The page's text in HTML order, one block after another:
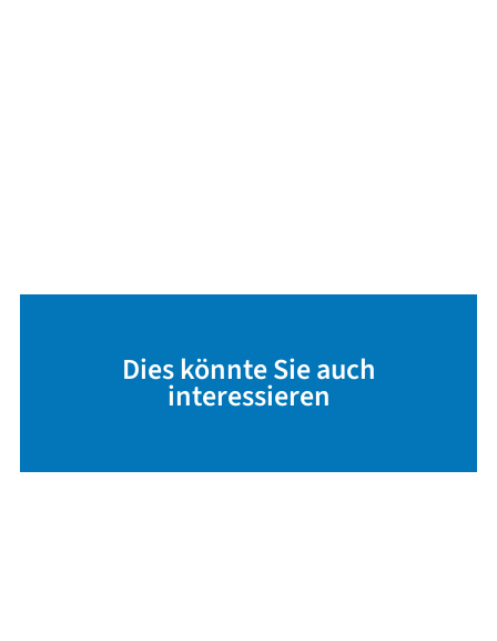
Dies könnte Sie auch
interessieren